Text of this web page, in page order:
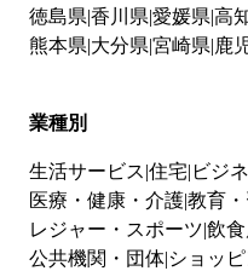
徳島県 香川県 愛媛県 高
熊本県 大分県 宮崎県 鹿
業種別
生活サービス 住宅 ビジ
医療・健康・介護教育
レジャー・スポーツ 飲
公共機関・団体 ショッ